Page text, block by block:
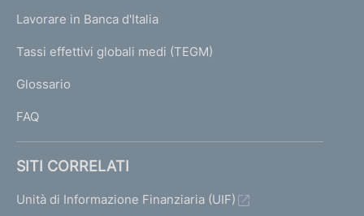
g
T
I
I
Lavorare in Banca d'Italia
Tassi effettivi globali medi (TEGM)
Glossario
FAQ
SITI CORRELATI
Unità di Informazione Finanziaria (UIF)